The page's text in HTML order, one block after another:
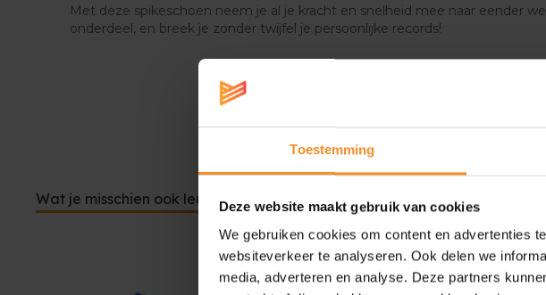
Toestemming
Deze website maakt gebruik van cookies
We gebruiken cookies om content en advertenties
websiteverkeer te analyseren. Ook delen we
media, adverteren en analyse. Deze partners
Met deze spikeschoen neem je al je kracht en snelheid mee naar eender
onderdeel, en breek je zonder twijfel je persoonlijke records!
Wat je misschien ook leuk vindt